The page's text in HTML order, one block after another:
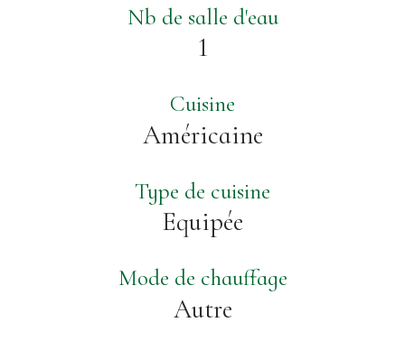
Nb de salle d'eau
1
Cuisine
Américaine
Type de cuisine
Equipée
Mode de chauffage
Autre